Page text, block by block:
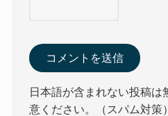
日本語が含まれない投稿は
意ください。（スパム対策）